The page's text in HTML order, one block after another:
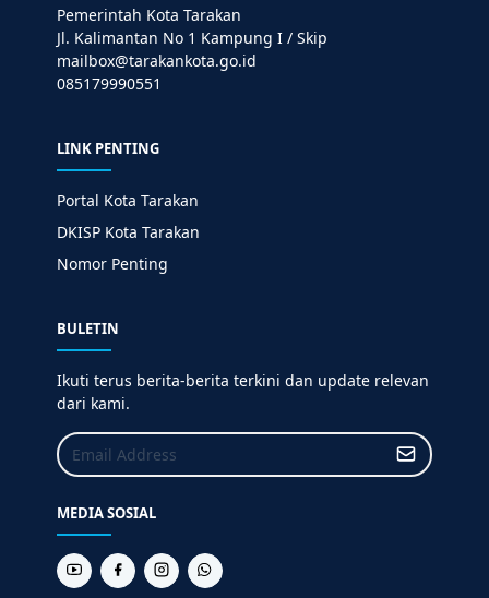
Pemerintah Kota Tarakan
Jl. Kalimantan No 1 Kampung I / Skip
mailbox@tarakankota.go.id
085179990551
LINK PENTING
Portal Kota Tarakan
DKISP Kota Tarakan
Nomor Penting
BULETIN
Ikuti terus berita-berita terkini dan update relevan
dari kami.
MEDIA SOSIAL